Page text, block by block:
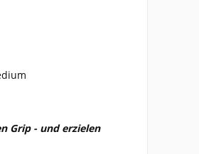
Grip - und erzielen